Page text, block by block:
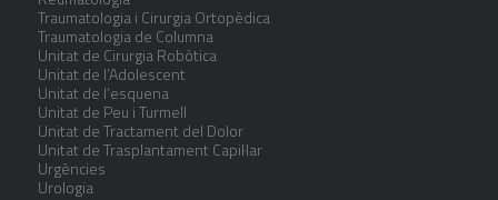
Traumatologia i Cirurgia Ortopèdica
Traumatologia de Columna
Unitat de Cirurgia Robòtica
Unitat de l’Adolescent
Unitat de l’esquena
Unitat de Peu i Turmell
Unitat de Tractament del Dolor
Unitat de Trasplantament Capil·lar
Urgències
Urologia